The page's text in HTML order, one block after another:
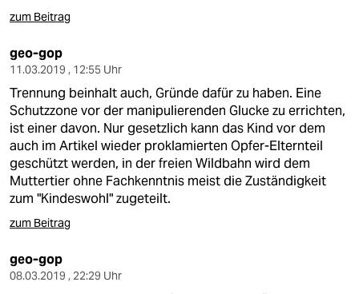
zum Beitrag
geo-gop
11.03.2019 , 12:55 Uhr
Trennung beinhalt auch, Gründe dafür zu haben. Eine
Schutzzone vor der manipulierenden Glucke zu errichten,
ist einer davon. Nur gesetzlich kann das Kind vor dem
auch im Artikel wieder proklamierten Opfer-Elternteil
geschützt werden, in der freien Wildbahn wird dem
Muttertier ohne Fachkenntnis meist die Zuständigkeit
zum "Kindeswohl" zugeteilt.
zum Beitrag
geo-gop
08.03.2019 , 22:29 Uhr